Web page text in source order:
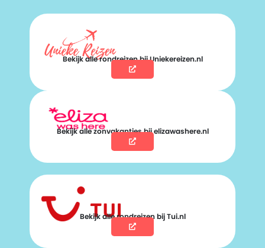
Bekijk alle rondreizen bij Uniekereizen.nl
Bekijk alle zonvakanties bij elizawashere.nl
Bekijk alle rondreizen bij Tui.nl